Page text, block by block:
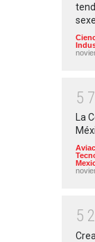
5 7
La
5 2